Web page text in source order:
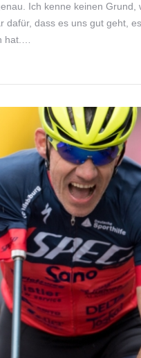
Ich kenne keinen Grund,
dass es uns gut geht,
hat.…